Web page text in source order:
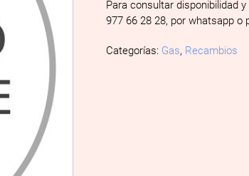
Para consultar disponibilidad
977 66 28 28, por whatsapp o
Categorías: Gas, Recambios